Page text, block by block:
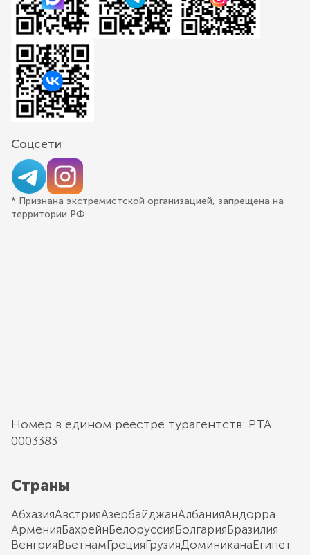
Соцсети
* Признана экстремистской организацией, запрещена на
территории РФ
Номер в едином реестре турагентств: РТА
0003383
Страны
АбхазияАвстрияАзербайджанАлбанияАндорра
АрменияБахрейнБелоруссияБолгарияБразилия
ВенгрияВьетнамГрецияГрузияДоминиканаЕгипет